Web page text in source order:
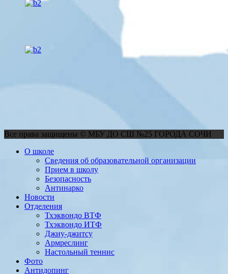
Все права защищены © МБУ ДО СШ №25 ГОРОДА СОЧИ
О школе
Сведения об образовательной организации
Прием в школу
Безопасность
Антинарко
Новости
Отделения
Тхэквондо ВТФ
Тхэквондо ИТФ
Джиу-джитсу
Армреслинг
Настольный теннис
Фото
Антидопинг